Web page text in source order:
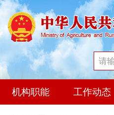
机构职能 工作动态